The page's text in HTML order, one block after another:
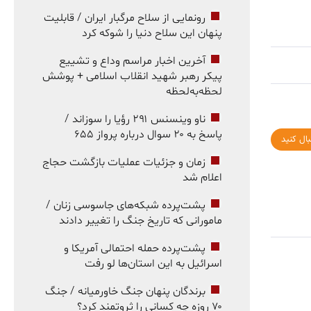
کنید
رونمایی از سلاح مرگبار ایران / قابلیت
پنهان این سلاح دنیا را شوکه کرد
آخرین اخبار مراسم وداع و تشییع
پیکر رهبر شهید انقلاب اسلامی + پوشش
لحظه‌به‌لحظه
ناو وینسنس ۲۹۱ رؤیا را سوزاند /
پاسخ به ۲۰ سوال درباره پرواز ۶۵۵
زمان و جزئیات عملیات بازگشت حجاج
اعلام شد
پشت‌پرده شبکه‌های جاسوسی زنان /
مامورانی که تاریخ جنگ را تغییر دادند
پشت‌پرده حمله احتمالی آمریکا و
اسرائیل به این استان‌ها لو رفت
برندگان پنهان جنگ خاورمیانه / جنگ
۷۰ روزه چه کسانی را ثروتمند کرد؟